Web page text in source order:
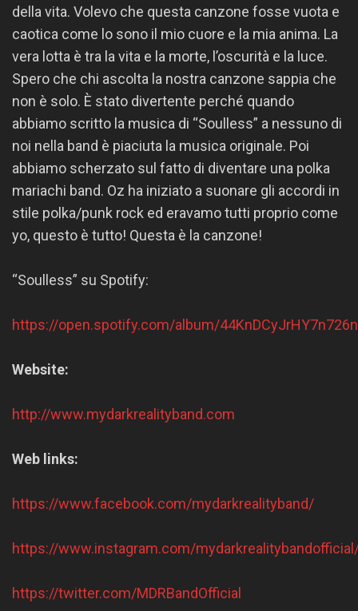
della vita. Volevo che questa canzone fosse vuota e
caotica come lo sono il mio cuore e la mia anima. La
vera lotta è tra la vita e la morte, l’oscurità e la luce.
Spero che chi ascolta la nostra canzone sappia che
non è solo. È stato divertente perché quando
abbiamo scritto la musica di “Soulless” a nessuno di
noi nella band è piaciuta la musica originale. Poi
abbiamo scherzato sul fatto di diventare una polka
mariachi band. Oz ha iniziato a suonare gli accordi in
stile polka/punk rock ed eravamo tutti proprio come
yo, questo è tutto! Questa è la canzone!
“Soulless” su Spotify:
https://open.spotify.com/album/
Website:
http://www.mydarkrealityband.com
Web links:
https://www.facebook.com/mydarkrealityband/
https://www.instagram.com/
https://twitter.com/MDRBandOfficial